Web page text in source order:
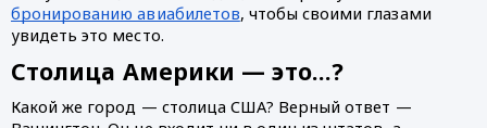
бронированию авиабилетов, чтобы своими глазами
увидеть это место.
Столица Америки — это…?
Какой же город — столица США? Верный ответ —